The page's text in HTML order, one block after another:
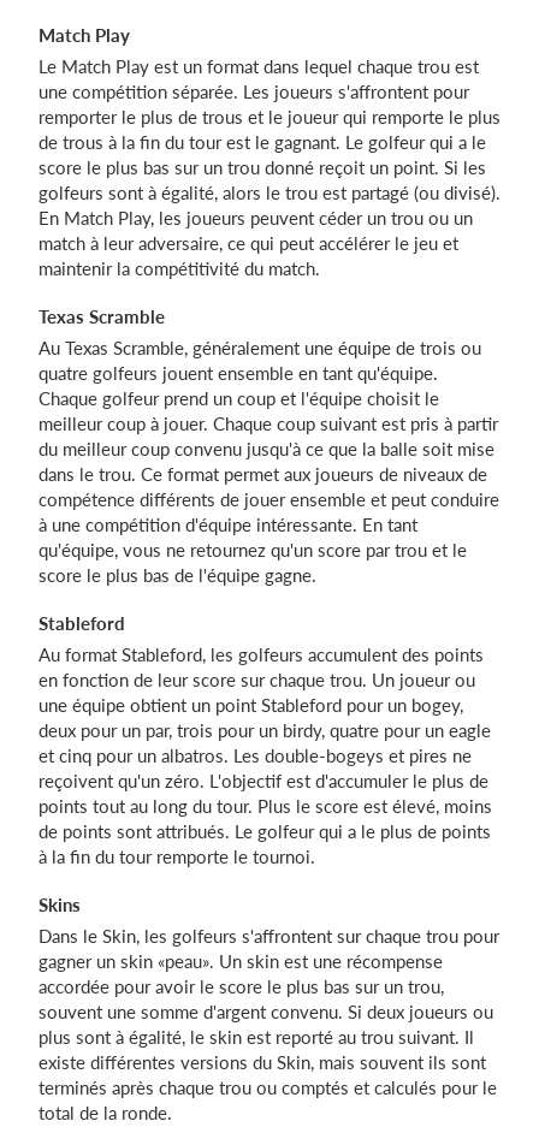
Match Play
Le Match Play est un format dans lequel chaque trou est
une compétition séparée. Les joueurs s'affrontent pour
remporter le plus de trous et le joueur qui remporte le plus
de trous à la fin du tour est le gagnant. Le golfeur qui a le
score le plus bas sur un trou donné reçoit un point. Si les
golfeurs sont à égalité, alors le trou est partagé (ou divisé).
En Match Play, les joueurs peuvent céder un trou ou un
match à leur adversaire, ce qui peut accélérer le jeu et
maintenir la compétitivité du match.
Texas Scramble
Au Texas Scramble, généralement une équipe de trois ou
quatre golfeurs jouent ensemble en tant qu'équipe.
Chaque golfeur prend un coup et l'équipe choisit le
meilleur coup à jouer. Chaque coup suivant est pris à partir
du meilleur coup convenu jusqu'à ce que la balle soit mise
dans le trou. Ce format permet aux joueurs de niveaux de
compétence différents de jouer ensemble et peut conduire
à une compétition d'équipe intéressante. En tant
qu'équipe, vous ne retournez qu'un score par trou et le
score le plus bas de l'équipe gagne.
Stableford
Au format Stableford, les golfeurs accumulent des points
en fonction de leur score sur chaque trou. Un joueur ou
une équipe obtient un point Stableford pour un bogey,
deux pour un par, trois pour un birdy, quatre pour un eagle
et cinq pour un albatros. Les double-bogeys et pires ne
reçoivent qu'un zéro. L'objectif est d'accumuler le plus de
points tout au long du tour. Plus le score est élevé, moins
de points sont attribués. Le golfeur qui a le plus de points
à la fin du tour remporte le tournoi.
Skins
Dans le Skin, les golfeurs s'affrontent sur chaque trou pour
gagner un skin «peau». Un skin est une récompense
accordée pour avoir le score le plus bas sur un trou,
souvent une somme d'argent convenu. Si deux joueurs ou
plus sont à égalité, le skin est reporté au trou suivant. Il
existe différentes versions du Skin, mais souvent ils sont
terminés après chaque trou ou comptés et calculés pour le
total de la ronde.